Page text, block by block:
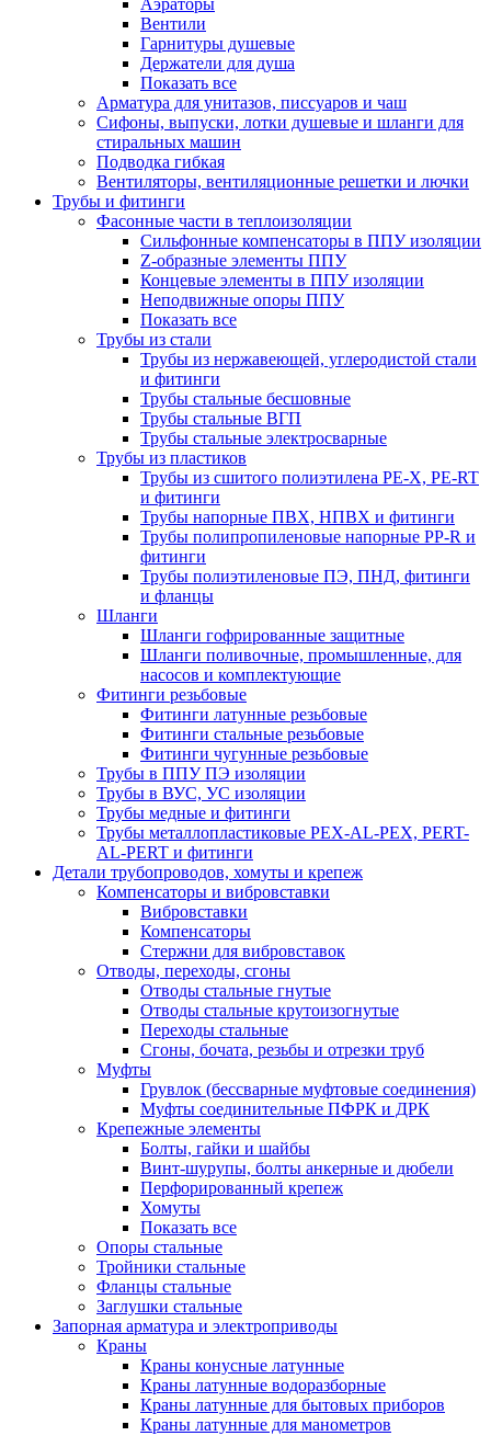
Аэраторы
Вентили
Гарнитуры душевые
Держатели для душа
Показать все
Арматура для унитазов, писсуаров и чаш
Сифоны, выпуски, лотки душевые и шланги для
стиральных машин
Подводка гибкая
Вентиляторы, вентиляционные решетки и лючки
Трубы и фитинги
Фасонные части в теплоизоляции
Cильфонные компенсаторы в ППУ изоляции
Z-образные элементы ППУ
Концевые элементы в ППУ изоляции
Неподвижные опоры ППУ
Показать все
Трубы из стали
Трубы из нержавеющей, углеродистой стали
и фитинги
Трубы стальные бесшовные
Трубы стальные ВГП
Трубы стальные электросварные
Трубы из пластиков
Трубы из сшитого полиэтилена PE-X, PE-RT
и фитинги
Трубы напорные ПВХ, НПВХ и фитинги
Трубы полипропиленовые напорные PP-R и
фитинги
Трубы полиэтиленовые ПЭ, ПНД, фитинги
и фланцы
Шланги
Шланги гофрированные защитные
Шланги поливочные, промышленные, для
насосов и комплектующие
Фитинги резьбовые
Фитинги латунные резьбовые
Фитинги стальные резьбовые
Фитинги чугунные резьбовые
Трубы в ППУ ПЭ изоляции
Трубы в ВУС, УС изоляции
Трубы медные и фитинги
Трубы металлопластиковые PEX-AL-PEX, PERT-
AL-PERT и фитинги
Детали трубопроводов, хомуты и крепеж
Компенсаторы и вибровставки
Вибровставки
Компенсаторы
Стержни для вибровставок
Отводы, переходы, сгоны
Отводы стальные гнутые
Отводы стальные крутоизогнутые
Переходы стальные
Сгоны, бочата, резьбы и отрезки труб
Муфты
Грувлок (бессварные муфтовые соединения)
Муфты соединительные ПФРК и ДРК
Крепежные элементы
Болты, гайки и шайбы
Винт-шурупы, болты анкерные и дюбели
Перфорированный крепеж
Хомуты
Показать все
Опоры стальные
Тройники стальные
Фланцы стальные
Заглушки стальные
Запорная арматура и электроприводы
Краны
Краны конусные латунные
Краны латунные водоразборные
Краны латунные для бытовых приборов
Краны латунные для манометров